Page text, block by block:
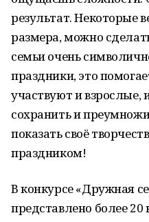
результат. Некоторые
размера, можно
семьи очень
праздники, это
участвуют и взрослые,
сохранить и
показать своё
праздником!
В конкурсе «Дружная
представлено более